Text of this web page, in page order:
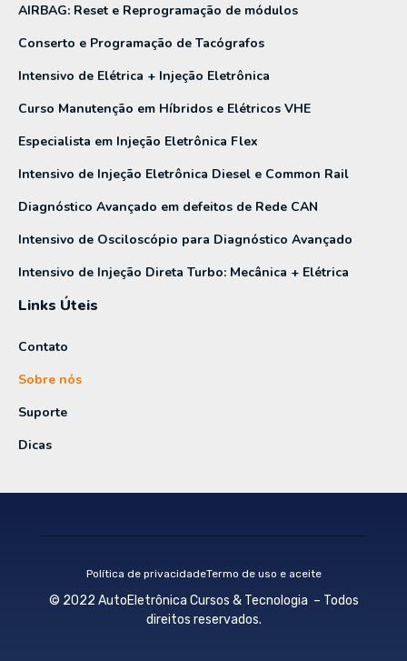
AIRBAG: Reset e Reprogramação de módulos
Conserto e Programação de Tacógrafos
Intensivo de Elétrica + Injeção Eletrônica
Curso Manutenção em Híbridos e Elétricos VHE
Especialista em Injeção Eletrônica Flex
Intensivo de Injeção Eletrônica Diesel e Common Rail
Diagnóstico Avançado em defeitos de Rede CAN
Intensivo de Osciloscópio para Diagnóstico Avançado
Intensivo de Injeção Direta Turbo: Mecânica + Elétrica
Links Úteis
Contato
Sobre nós
Suporte
Dicas
Política de privacidadeTermo de uso e aceite
© 2022 AutoEletrônica Cursos & Tecnologia – Todos
direitos reservados.